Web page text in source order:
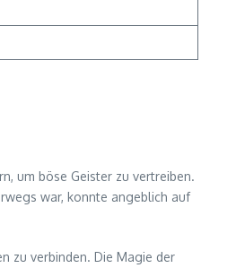
um böse Geister zu vertreiben.
war, konnte angeblich auf
zu verbinden. Die Magie der